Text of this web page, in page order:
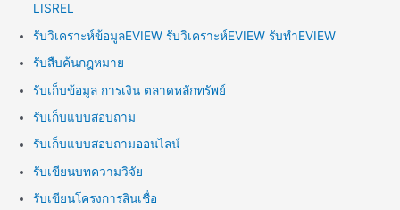
LISREL
รับวิเคราะห์ข้อมูลEVIEW รับวิเคราะห์EVIEW รับทำEVIEW
รับสืบค้นกฎหมาย
รับเก็บข้อมูล การเงิน ตลาดหลักทรัพย์
รับเก็บแบบสอบถาม
รับเก็บแบบสอบถามออนไลน์
รับเขียนบทความวิจัย
รับเขียนโครงการสินเชื่อ